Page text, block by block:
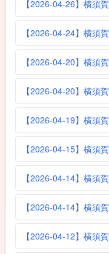
【2026-04-26】横須
【2026-04-24】横須
【2026-04-20】横須
【2026-04-20】横須
【2026-04-19】横須
【2026-04-15】横須
【2026-04-14】横須
【2026-04-14】横須
【2026-04-12】横須